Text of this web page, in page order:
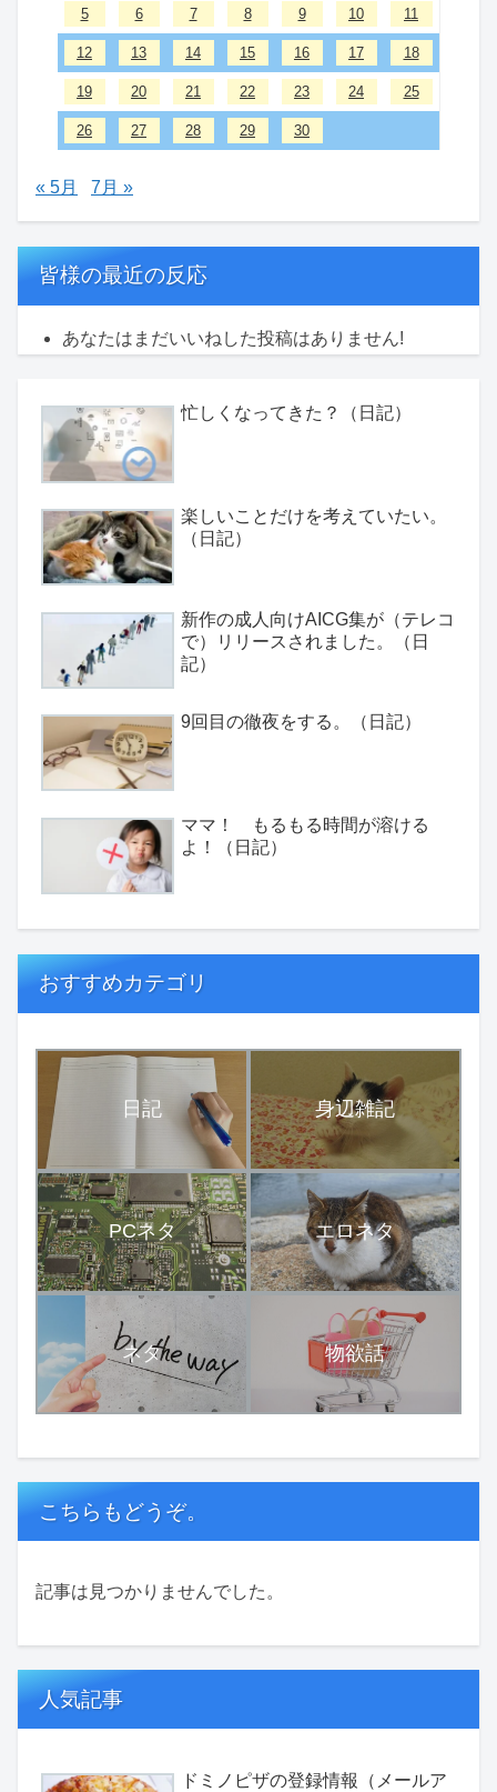
5 6 7 8 9 10 11
12 13 14 15 16 17 18
19 20 21 22 23 24 25
26 27 28 29 30
« 5月 7月 »
皆様の最近の反応
あなたはまだいいねした投稿はありません!
忙しくなってきた？（日記）
楽しいことだけを考えていたい。
（日記）
新作の成人向けAICG集が（テレコ
で）リリースされました。（日
記）
9回目の徹夜をする。（日記）
ママ！ もるもる時間が溶ける
よ！（日記）
おすすめカテゴリ
日記 身辺雑記
PCネタ エロネタ
ネタ 物欲話
こちらもどうぞ。
記事は見つかりませんでした。
人気記事
ドミノピザの登録情報（メールア